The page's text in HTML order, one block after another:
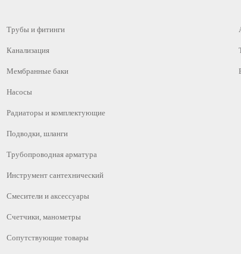
Трубы и фитинги
Канализация
Мембранные баки
Насосы
Радиаторы и комплектующие
Подводки, шланги
Трубопроводная арматура
Инструмент сантехнический
Смесители и аксессуары
Счетчики, манометры
Сопутствующие товары